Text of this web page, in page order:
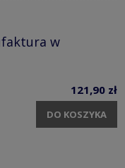
w
121,90 zł
DO KOSZYKA